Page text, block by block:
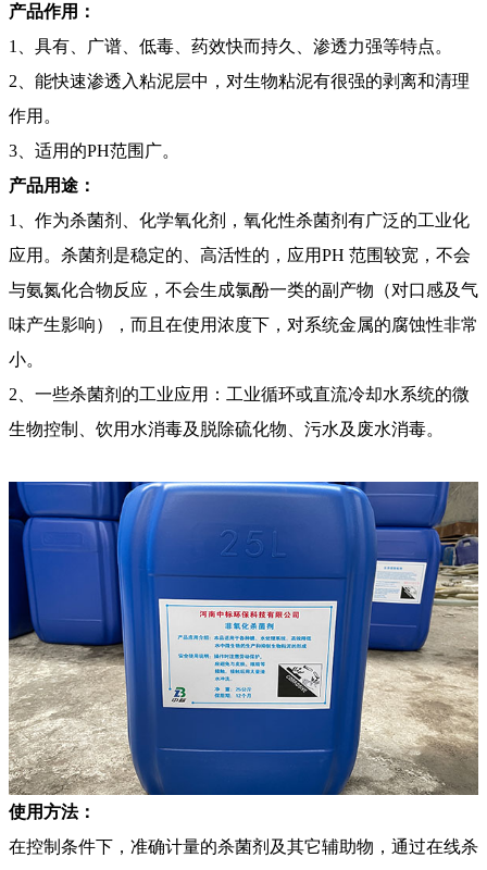
产品作用：
1、具有、广谱、低毒、药效快而持久、渗透力强等特点。
2、能快速渗透入粘泥层中，对生物粘泥有很强的剥离和清理
作用。
3、适用的PH范围广。
产品用途：
1、作为杀菌剂、化学氧化剂，氧化性杀菌剂有广泛的工业化
应用。杀菌剂是稳定的、高活性的，应用PH 范围较宽，不会
与氨氮化合物反应，不会生成氯酚一类的副产物（对口感及气
味产生影响），而且在使用浓度下，对系统金属的腐蚀性非常
小。
2、一些杀菌剂的工业应用：工业循环或直流冷却水系统的微
生物控制、饮用水消毒及脱除硫化物、污水及废水消毒。
使用方法：
在控制条件下，准确计量的杀菌剂及其它辅助物，通过在线杀